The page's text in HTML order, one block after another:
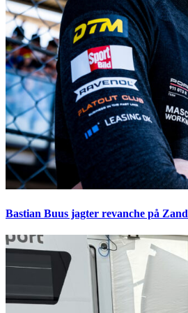
Bastian Buus jagter revanche på